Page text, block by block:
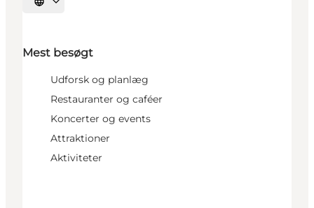
Vælg sprog
Mest besøgt
Udforsk og planlæg
Restauranter og caféer
Koncerter og events
Attraktioner
Aktiviteter